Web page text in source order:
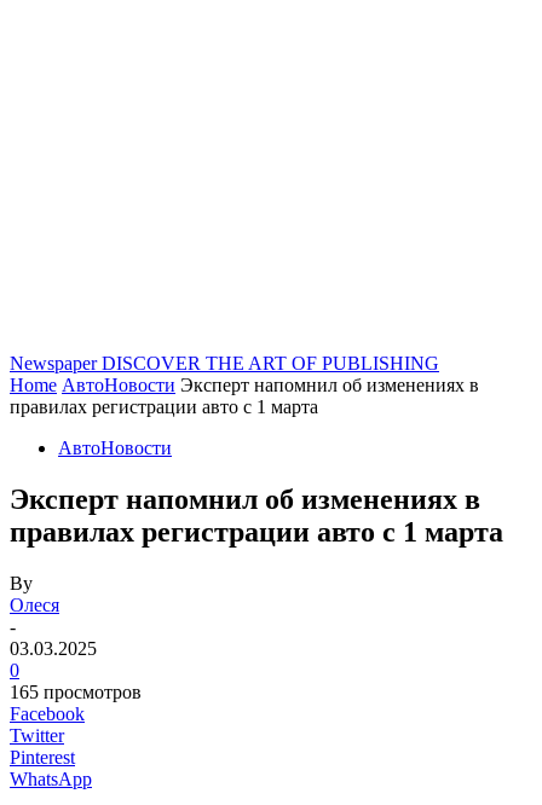
Newspaper DISCOVER THE ART OF PUBLISHING
Home АвтоНовости Эксперт напомнил об изменениях в
правилах регистрации авто с 1 марта
АвтоНовости
Эксперт напомнил об изменениях в
правилах регистрации авто с 1 марта
By
Олеся
-
03.03.2025
0
165 просмотров
Facebook
Twitter
Pinterest
WhatsApp